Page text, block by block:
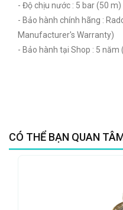
- Độ chịu nước : 5 bar (50 m)
- Bảo hành chính hãng :
Manufacturer's Warranty)
- Bảo hành tại Shop : 5 năm
CÓ THỂ BẠN QUAN